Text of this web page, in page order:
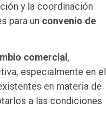
y la coordinación
para un convenio de
comercial,
especialmente en el
en materia de
a las condiciones